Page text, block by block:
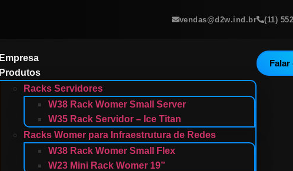
vendas@d2w.ind.br (11)
Empresa
Produtos
Racks Servidores
W38 Rack Womer Small Server
W35 Rack Servidor – Ice Titan
Racks Womer para Infraestrutura de Redes
W38 Rack Womer Small Flex
W23 Mini Rack Womer 19”
Falar